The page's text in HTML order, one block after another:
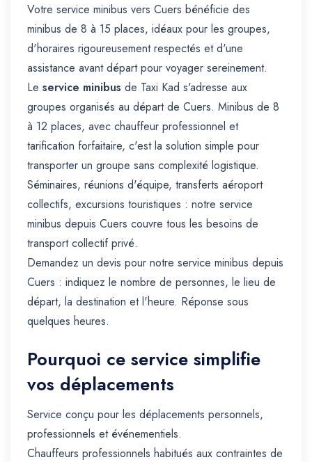
Votre service minibus vers Cuers bénéficie des
minibus de 8 à 15 places, idéaux pour les groupes,
d'horaires rigoureusement respectés et d'une
assistance avant départ pour voyager sereinement.
Le service minibus de Taxi Kad s'adresse aux
groupes organisés au départ de Cuers. Minibus de 8
à 12 places, avec chauffeur professionnel et
tarification forfaitaire, c'est la solution simple pour
transporter un groupe sans complexité logistique.
Séminaires, réunions d'équipe, transferts aéroport
collectifs, excursions touristiques : notre service
minibus depuis Cuers couvre tous les besoins de
transport collectif privé.
Demandez un devis pour notre service minibus depuis
Cuers : indiquez le nombre de personnes, le lieu de
départ, la destination et l'heure. Réponse sous
quelques heures.
Pourquoi ce service simplifie
vos déplacements
Service conçu pour les déplacements personnels,
professionnels et événementiels.
Chauffeurs professionnels habitués aux contraintes de